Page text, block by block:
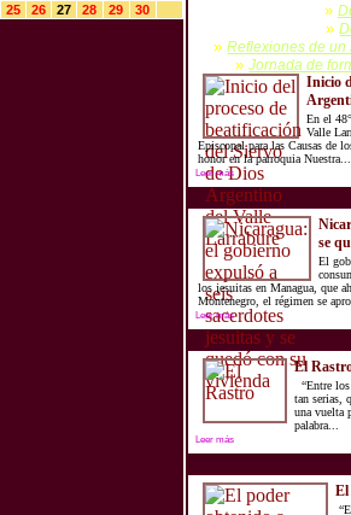
25
26 27 28 29 30 »
»
»Reflexiones de un
»Jornada de
Inicio
En el
Valle
Episcopal para las Causas de
honor en la parroquia Nuestra...
Leer más
se
El
los jesuitas en Managua, que
Montenegro, el régimen se
Leer más
El
“Entre
tan serias,
una vuelta
palabra...
Leer más
El